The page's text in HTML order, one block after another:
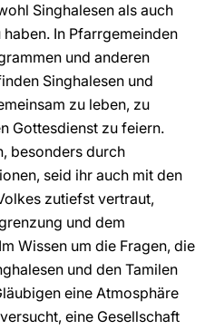
Singhalesen als auch
In Pfarrgemeinden
und anderen
Singhalesen und
zu leben, zu
Gottesdienst zu feiern.
besonders durch
seid ihr auch mit den
zutiefst vertraut,
und dem
Wissen um die Fragen, die
und den Tamilen
eine Atmosphäre
eine Gesellschaft